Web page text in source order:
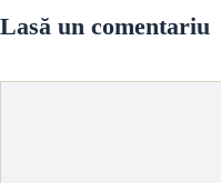
Lasă un comentariu